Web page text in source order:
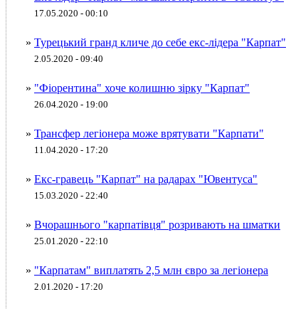
17.05.2020 - 00:10
» Турецький гранд кличе до себе екс-лідера "Карпат"
2.05.2020 - 09:40
» "Фіорентина" хоче колишню зірку "Карпат"
26.04.2020 - 19:00
» Трансфер легіонера може врятувати "Карпати"
11.04.2020 - 17:20
» Екс-гравець "Карпат" на радарах "Ювентуса"
15.03.2020 - 22:40
» Вчорашнього "карпатівця" розривають на шматки
25.01.2020 - 22:10
» "Карпатам" виплатять 2,5 млн євро за легіонера
2.01.2020 - 17:20